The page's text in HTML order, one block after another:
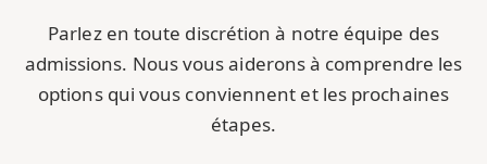
Parlez en toute discrétion à notre équipe des
admissions. Nous vous aiderons à comprendre les
options qui vous conviennent et les prochaines
étapes.